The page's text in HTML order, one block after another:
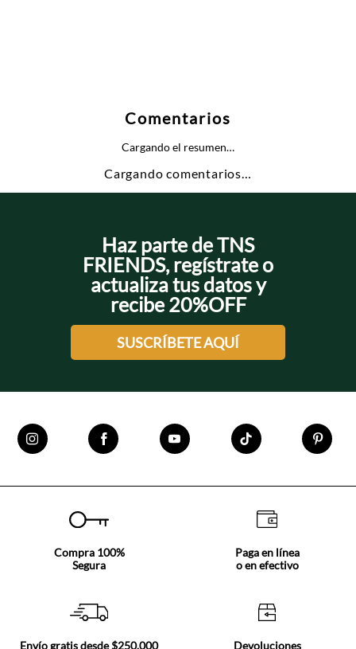
Comentarios
Cargando el resumen…
Cargando comentarios…
Haz parte de TNS
FRIENDS, regístrate o
actualiza tus datos y
recibe 20%OFF
SUSCRÍBETE AQUÍ
Compra 100%
Segura
Paga en línea
o en efectivo
Envío gratis desde $250.000
Devoluciones